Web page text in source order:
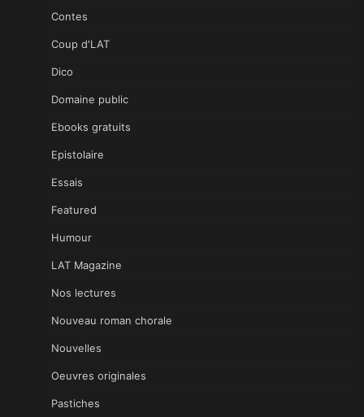
Contes
Coup d'LAT
Dico
Domaine public
Ebooks gratuits
Epistolaire
Essais
Featured
Humour
LAT Magazine
Nos lectures
Nouveau roman chorale
Nouvelles
Oeuvres originales
Pastiches